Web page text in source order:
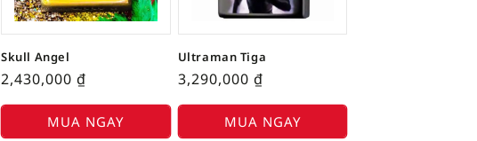
Skull Angel
2,430,000 ₫
MUA NGAY
Ultraman Tiga
3,290,000 ₫
MUA NGAY